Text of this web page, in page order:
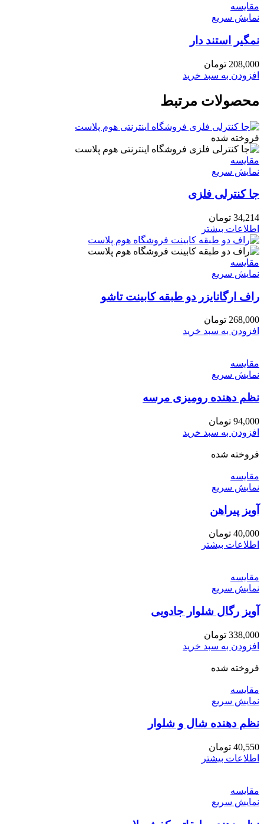
مقايسه
نمایش سریع
نمگیر استند دار
208,000 تومان
افزودن به سبد خرید
محصولات مرتبط
فروخته شده
مقايسه
نمایش سریع
جا کنترلی فلزی
34,214 تومان
اطلاعات بیشتر
مقايسه
نمایش سریع
راف ارگانایزر دو طبقه کابینت تاشو
268,000 تومان
افزودن به سبد خرید
مقايسه
نمایش سریع
نظم دهنده رومیزی مرسه
94,000 تومان
افزودن به سبد خرید
فروخته شده
مقايسه
نمایش سریع
آویز پیراهن
40,000 تومان
اطلاعات بیشتر
مقايسه
نمایش سریع
آویز رگال شلوار جادویی
338,000 تومان
افزودن به سبد خرید
فروخته شده
مقايسه
نمایش سریع
نظم دهنده شال و شلوار
40,550 تومان
اطلاعات بیشتر
مقايسه
نمایش سریع